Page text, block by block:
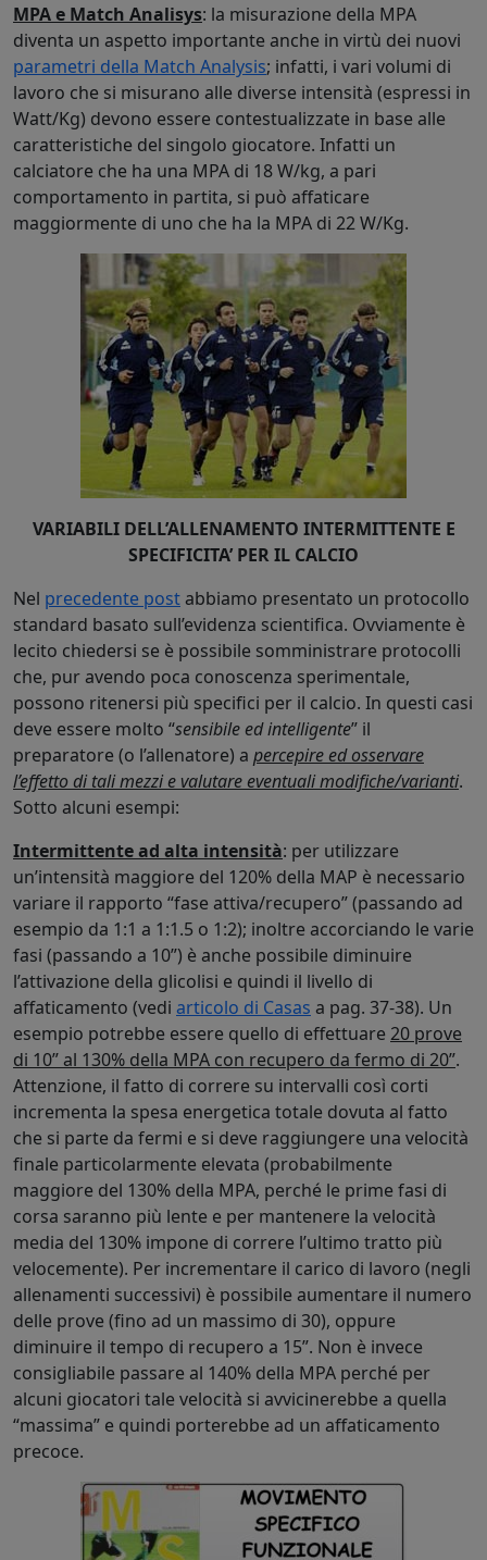
MPA e Match Analisys: la misurazione della MPA
diventa un aspetto importante anche in virtù dei nuovi
parametri della Match Analysis; infatti, i vari volumi di
lavoro che si misurano alle diverse intensità (espressi in
Watt/Kg) devono essere contestualizzate in base alle
caratteristiche del singolo giocatore. Infatti un
calciatore che ha una MPA di 18 W/kg, a pari
comportamento in partita, si può affaticare
maggiormente di uno che ha la MPA di 22 W/Kg.
VARIABILI DELL’ALLENAMENTO INTERMITTENTE E
SPECIFICITA’ PER IL CALCIO
Nel precedente post abbiamo presentato un protocollo
standard basato sull’evidenza scientifica. Ovviamente è
lecito chiedersi se è possibile somministrare protocolli
che, pur avendo poca conoscenza sperimentale,
possono ritenersi più specifici per il calcio. In questi casi
deve essere molto “sensibile ed intelligente” il
preparatore (o l’allenatore) a percepire ed osservare
l’effetto di tali mezzi e valutare eventuali modifiche/varianti.
Sotto alcuni esempi:
Intermittente ad alta intensità: per utilizzare
un’intensità maggiore del 120% della MAP è necessario
variare il rapporto “fase attiva/recupero” (passando ad
esempio da 1:1 a 1:1.5 o 1:2); inoltre accorciando le varie
fasi (passando a 10”) è anche possibile diminuire
l’attivazione della glicolisi e quindi il livello di
affaticamento (vedi articolo di Casas a pag. 37-38). Un
esempio potrebbe essere quello di effettuare 20 prove
di 10” al 130% della MPA con recupero da fermo di 20”.
Attenzione, il fatto di correre su intervalli così corti
incrementa la spesa energetica totale dovuta al fatto
che si parte da fermi e si deve raggiungere una velocità
finale particolarmente elevata (probabilmente
maggiore del 130% della MPA, perché le prime fasi di
corsa saranno più lente e per mantenere la velocità
media del 130% impone di correre l’ultimo tratto più
velocemente). Per incrementare il carico di lavoro (negli
allenamenti successivi) è possibile aumentare il numero
delle prove (fino ad un massimo di 30), oppure
diminuire il tempo di recupero a 15”. Non è invece
consigliabile passare al 140% della MPA perché per
alcuni giocatori tale velocità si avvicinerebbe a quella
“massima” e quindi porterebbe ad un affaticamento
precoce.